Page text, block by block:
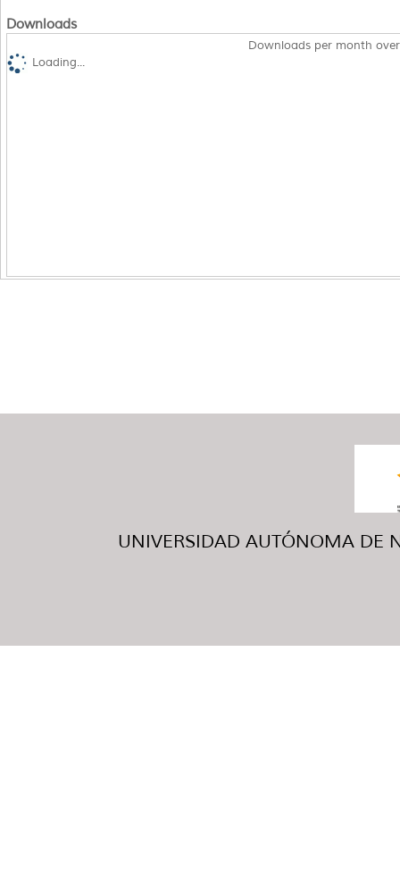
Downloads
Downloads per month
Loading...
UNIVERSIDAD AUTÓNOMA DE